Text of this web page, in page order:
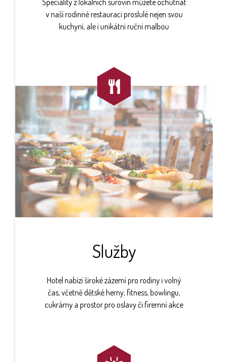
Speciality z lokálních surovin můžete ochutnat
v naší rodinné restauraci proslulé nejen svou
kuchyní, ale i unikátní ruční malbou

Služby
Hotel nabízí široké zázemí pro rodiny i volný
čas, včetně dětské herny, fitness, bowlingu,
cukrárny a prostor pro oslavy či firemní akce